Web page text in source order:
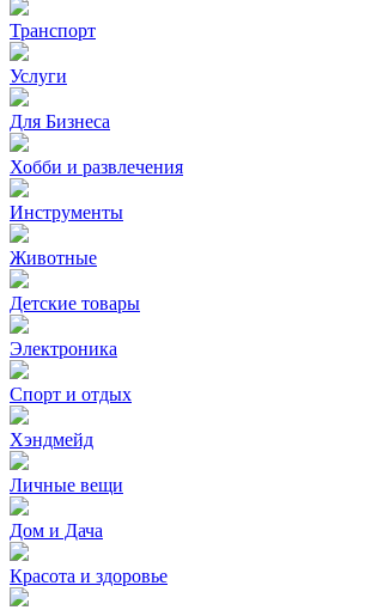
Транспорт
Услуги
Для Бизнеса
Хобби и развлечения
Инструменты
Животные
Детские товары
Электроника
Спорт и отдых
Хэндмейд
Личные вещи
Дом и Дача
Красота и здоровье